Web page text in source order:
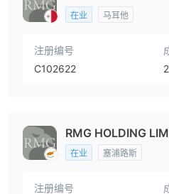
在业 马耳他
注册编号
C102622
RMG HOLDING
在业 塞浦路斯
注册编号